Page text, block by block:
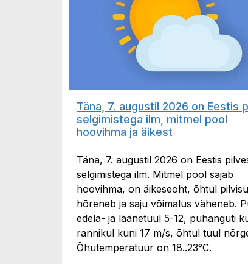
Täna, 7. augustil 2026 on Eestis
selgimistega ilm, mitmel pool
hoovihma ja äikest
Täna, 7. augustil 2026 on Eestis
selgimistega ilm. Mitmel pool sajab
hoovihma, on äikeseoht, õhtul
hõreneb ja saju võimalus väheneb.
edela- ja läänetuul 5-12, puhanguti
rannikul kuni 17 m/s, õhtul tuul
Õhutemperatuur on 18..23°C.